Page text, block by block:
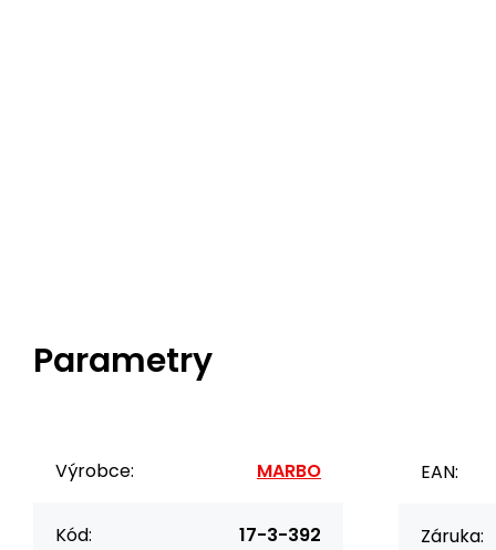
Parametry
Výrobce: MARBO
Kód: 17-3-392
EAN:
Záruka: